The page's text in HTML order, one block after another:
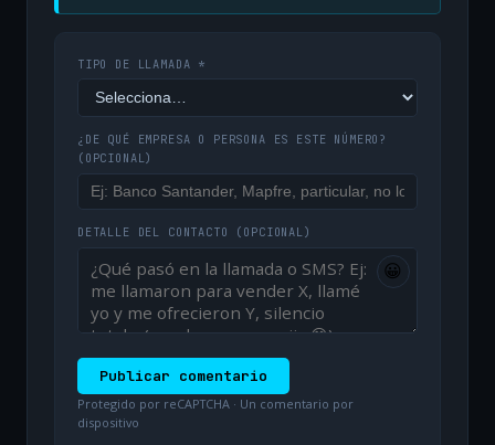
TIPO DE LLAMADA *
¿DE QUÉ EMPRESA O PERSONA ES ESTE NÚMERO?
(OPCIONAL)
DETALLE DEL CONTACTO (OPCIONAL)
😀
Publicar comentario
Protegido por reCAPTCHA · Un comentario por
dispositivo